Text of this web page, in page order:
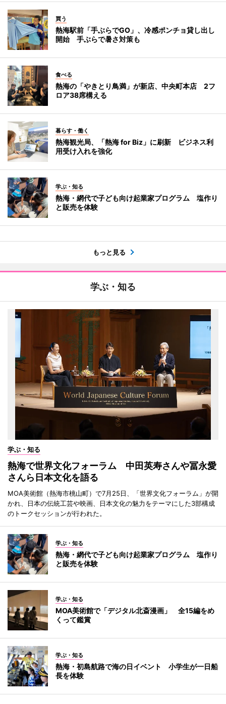
買う
熱海駅前「手ぶらでGO」、冷感ポンチョ貸し出し
開始 手ぶらで暑さ対策も
食べる
熱海の「やきとり鳥満」が新店、中央町本店 2フ
ロア38席構える
暮らす・働く
熱海観光局、「熱海 for Biz」に刷新 ビジネス利
用受け入れを強化
学ぶ・知る
熱海・網代で子ども向け起業家プログラム 塩作り
と販売を体験
もっと見る
学ぶ・知る
学ぶ・知る
熱海で世界文化フォーラム 中田英寿さんや冨永愛
さんら日本文化を語る
MOA美術館（熱海市桃山町）で7月25日、「世界文化フォーラム」が開
かれ、日本の伝統工芸や映画、日本文化の魅力をテーマにした3部構成
のトークセッションが行われた。
学ぶ・知る
熱海・網代で子ども向け起業家プログラム 塩作り
と販売を体験
学ぶ・知る
MOA美術館で「デジタル北斎漫画」 全15編をめ
くって鑑賞
学ぶ・知る
熱海・初島航路で海の日イベント 小学生が一日船
長を体験